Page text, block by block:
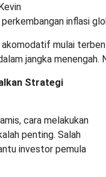
inflasi
mulai
jangka
Strategi
cara melakukan
penting. Salah
investor pemula